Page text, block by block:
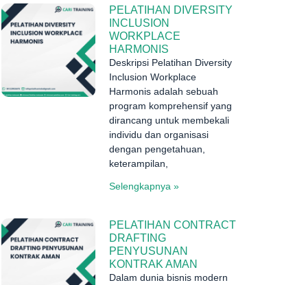
PELATIHAN DIVERSITY
INCLUSION
WORKPLACE
HARMONIS
Deskripsi Pelatihan Diversity
Inclusion Workplace
Harmonis adalah sebuah
program komprehensif yang
dirancang untuk membekali
individu dan organisasi
dengan pengetahuan,
keterampilan,
Selengkapnya »
PELATIHAN CONTRACT
DRAFTING
PENYUSUNAN
KONTRAK AMAN
Dalam dunia bisnis modern